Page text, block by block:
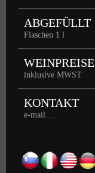
ABGEFÜLLT
Flaschen 1 l
WEINPREISE
inklusive MWST
KONTAKT
e-mail…